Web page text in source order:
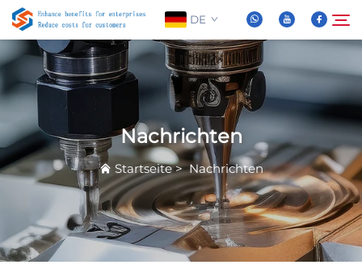
DE
Über Uns
Produkte
Nachrichten
FAQ
Suche
Nachrichten
Startseite>Nachrichten